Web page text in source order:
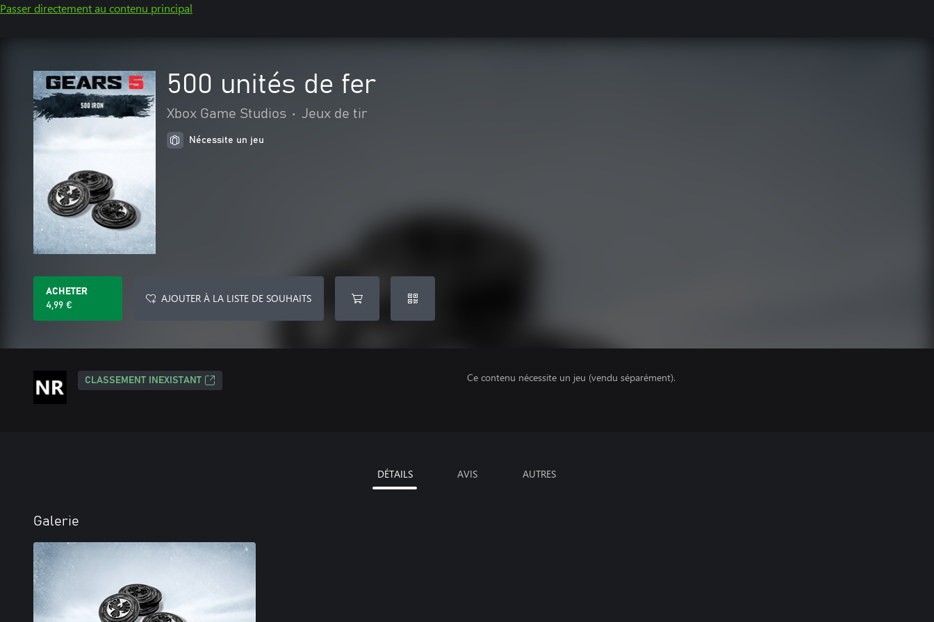
Passer directement au contenu principal
500 unités de fer
Xbox Game Studios • Jeux de tir
Nécessite un jeu
ACHETER
4,99 €
AJOUTER À LA LISTE DE SOUHAITS
CLASSEMENT INEXISTANT Ce contenu nécessite un jeu (vendu séparément).
DÉTAILS AVIS AUTRES
Galerie